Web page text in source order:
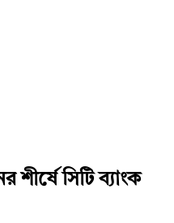
শীর্ষে সিটি ব্যাংক